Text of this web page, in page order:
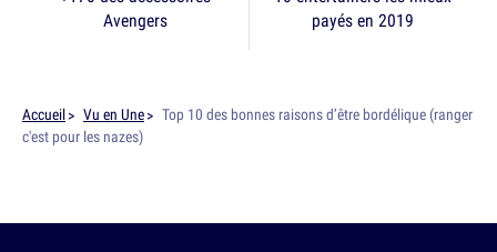
Avengers
payés en 2019
Accueil Vu en Une
Top 10 des bonnes raisons d’être bordélique (ranger
c'est pour les nazes)